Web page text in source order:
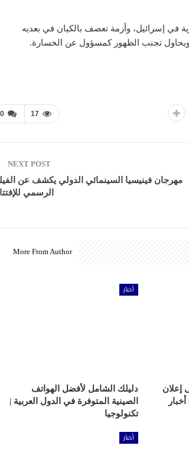
في إسرائيل، وأزمة تعصف بالكيان في بعديه
تجنب الظهور كمسؤول عن الخسارة.
0 17
NEXT POST
مهرجان فينيسيا السينمائي الدولي يكشف عن
الرسمي
More From Author
إعلان
أخبار
دليلك الشامل لأفضل الهواتف
الصينية المتوفرة في الدول العربية |
تكنولوجيا
أخبار
مشاريع شركة الأولى للتطوير
العقاري.. ريادة وتميز في غرب
القاهرة